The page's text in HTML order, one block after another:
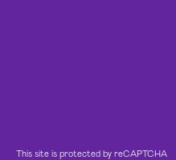
This site is protected by reCAPTCHA